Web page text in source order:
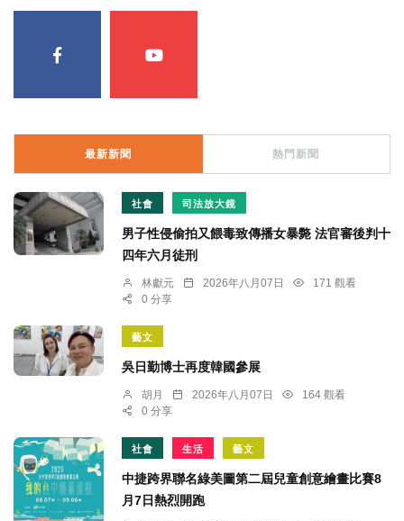
最新新聞 熱門新聞
社會 司法放大鏡
男子性侵偷拍又餵毒致傳播女暴斃 法官審後判十
四年六月徒刑
林獻元 2026年八月07日
171 觀看
0 分享
藝文
吳日勤博士再度韓國參展
胡月 2026年八月07日
164 觀看
0 分享
社會 生活 藝文
中捷跨界聯名綠美圖第二屆兒童創意繪畫比賽8
月7日熱烈開跑